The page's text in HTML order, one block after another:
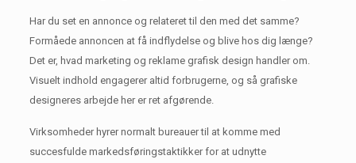
Har du set en annonce og relateret til den med det samme?
Formåede annoncen at få indflydelse og blive hos dig længe?
Det er, hvad marketing og reklame grafisk design handler om.
Visuelt indhold engagerer altid forbrugerne, og så grafiske
designeres arbejde her er ret afgørende.
Virksomheder hyrer normalt bureauer til at komme med
succesfulde markedsføringstaktikker for at udnytte